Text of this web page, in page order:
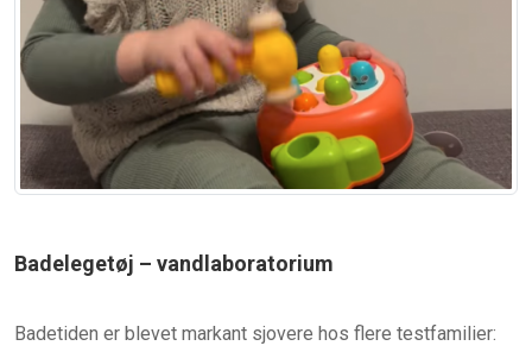
Badelegetøj – vandlaboratorium
Badetiden er blevet markant sjovere hos flere testfamilier: